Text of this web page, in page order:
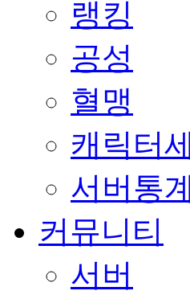
랭킹
공성
혈맹
캐릭터
서버통
커뮤니티
서버